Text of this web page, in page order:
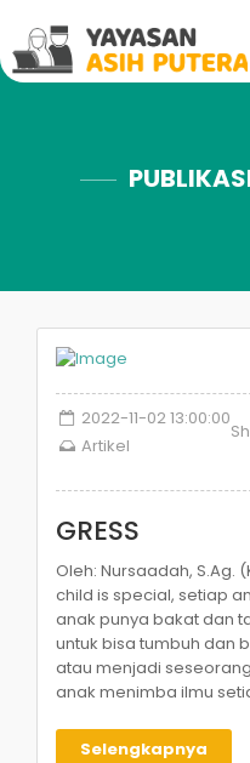
2022-11-02 13:00:00
Artikel
GRESS
Oleh: Nursaadah, S.Ag.
child is special, setiap
anak punya bakat dan
untuk bisa tumbuh dan
atau menjadi
anak menimba ilmu
Selengkapnya